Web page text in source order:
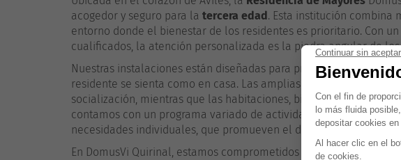
acogedor y seguro para la tercera edad. Esta institución combina
entorno donde el bienestar de los residentes es prioritario. Con
cualificados, la atención personalizada es la piedra angular de
Nuestras instalaciones están diseñadas para proporcionar
residente se sienta como en casa. Las amplias zonas comunes
socialización, mientras que las habitaciones, bien equipadas,
contamos con un programa variado de actividades recreativas y
necesidades individuales, que promueven el desarrollo físico y
En DomusVi Quirinal, estamos comprometidos con la excelencia